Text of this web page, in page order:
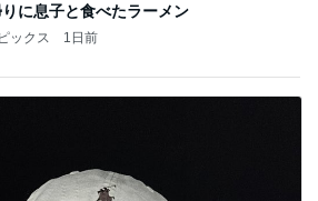
に息子と食べたラーメン
ックス 1日前